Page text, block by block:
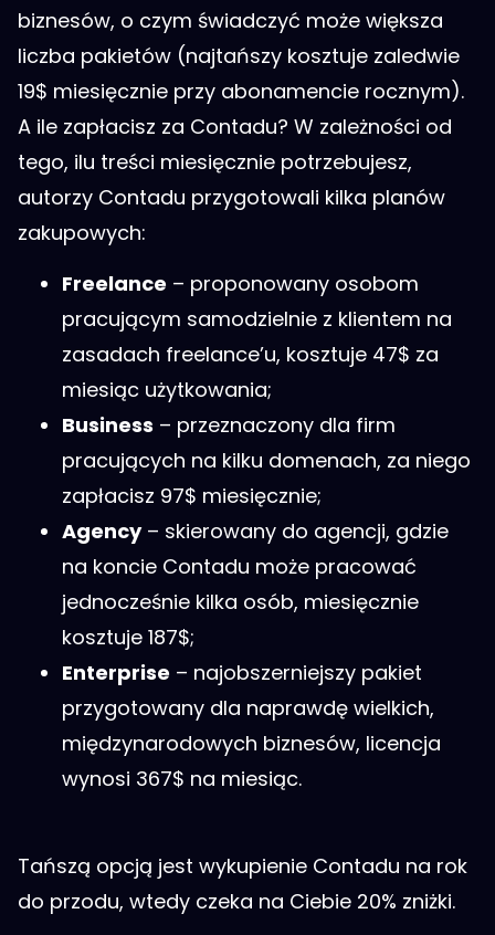
biznesów, o czym świadczyć może większa
liczba pakietów (najtańszy kosztuje zaledwie
19$ miesięcznie przy abonamencie rocznym).
A ile zapłacisz za Contadu? W zależności od
tego, ilu treści miesięcznie potrzebujesz,
autorzy Contadu przygotowali kilka planów
zakupowych:
Freelance – proponowany osobom
pracującym samodzielnie z klientem na
zasadach freelance’u, kosztuje 47$ za
miesiąc użytkowania;
Business – przeznaczony dla firm
pracujących na kilku domenach, za niego
zapłacisz 97$ miesięcznie;
Agency– skierowany do agencji, gdzie
na koncie Contadu może pracować
jednocześnie kilka osób, miesięcznie
kosztuje 187$;
Enterprise – najobszerniejszy pakiet
przygotowany dla naprawdę wielkich,
międzynarodowych biznesów, licencja
wynosi 367$ na miesiąc.
Tańszą opcją jest wykupienie Contadu na rok
do przodu, wtedy czeka na Ciebie 20% zniżki.